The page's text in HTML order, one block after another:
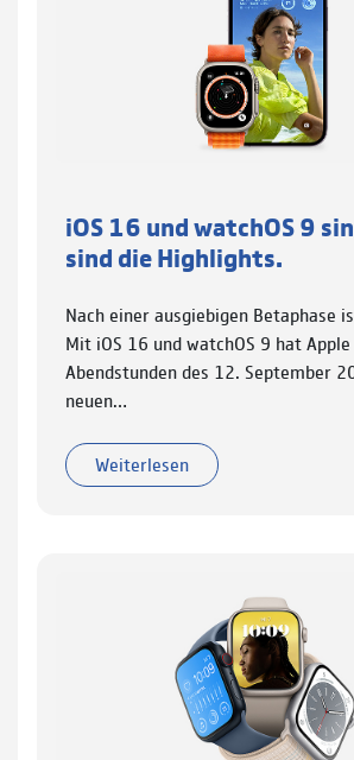
iOS 16 und watchOS 9
sind die Highlights.
Nach einer ausgiebigen Betaphase
Mit iOS 16 und watchOS 9 hat
Abendstunden des 12. September
neuen…
Weiterlesen